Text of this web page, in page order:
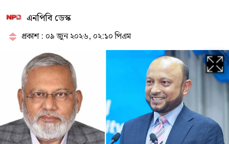
এনপিবি ডেস্ক
প্রকাশ : ০৯ জুন ২০২৬, ০২:১০ পিএম